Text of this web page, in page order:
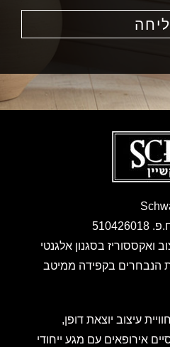
ואקססוריז בסגנון אלגנטי
הנבחרים בקפידה ממיטב
עיצוב יוצאת דופן,
אירופאים עם מגע ייחודי